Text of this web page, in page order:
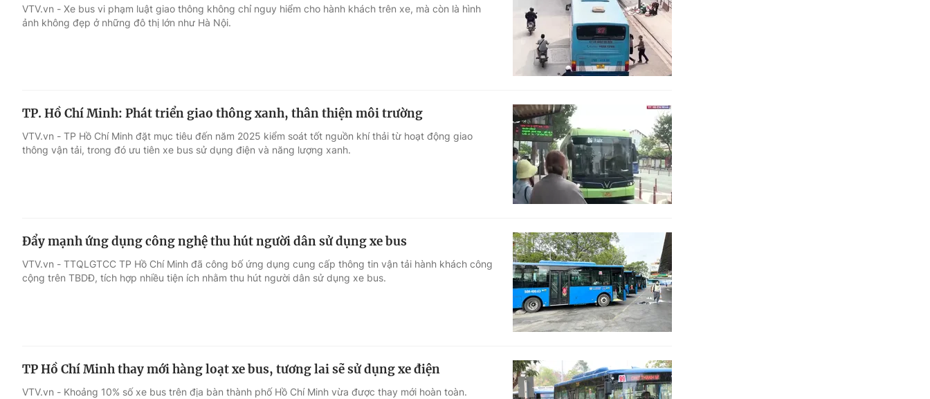
VTV.vn - Xe bus vi phạm luật giao thông không chỉ nguy hiểm cho hành khách trên xe, mà còn là hình
ảnh không đẹp ở những đô thị lớn như Hà Nội.
TP. Hồ Chí Minh: Phát triển giao thông xanh, thân thiện môi trường
VTV.vn - TP Hồ Chí Minh đặt mục tiêu đến năm 2025 kiểm soát tốt nguồn khí thải từ hoạt động giao
thông vận tải, trong đó ưu tiên xe bus sử dụng điện và năng lượng xanh.
Đẩy mạnh ứng dụng công nghệ thu hút người dân sử dụng xe bus
VTV.vn - TTQLGTCC TP Hồ Chí Minh đã công bố ứng dụng cung cấp thông tin vận tải hành khách công
cộng trên TBDĐ, tích hợp nhiều tiện ích nhằm thu hút người dân sử dụng xe bus.
TP Hồ Chí Minh thay mới hàng loạt xe bus, tương lai sẽ sử dụng xe điện
VTV.vn - Khoảng 10% số xe bus trên địa bàn thành phố Hồ Chí Minh vừa được thay mới hoàn toàn.